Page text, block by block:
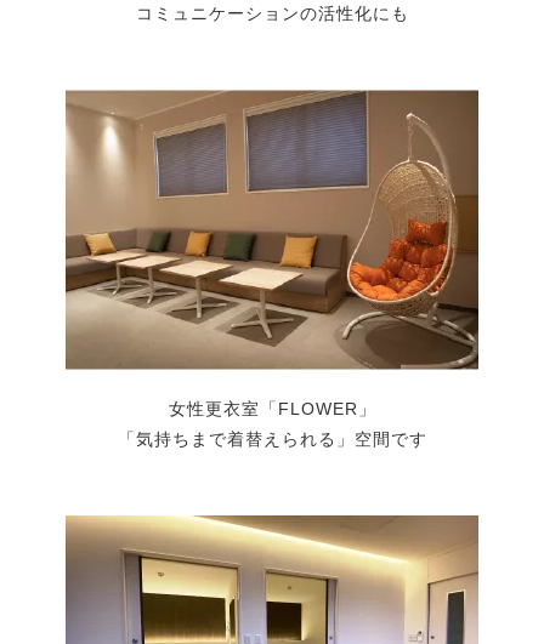
コミュニケーションの活性化にも
女性更衣室「FLOWER」
「気持ちまで着替えられる」空間です